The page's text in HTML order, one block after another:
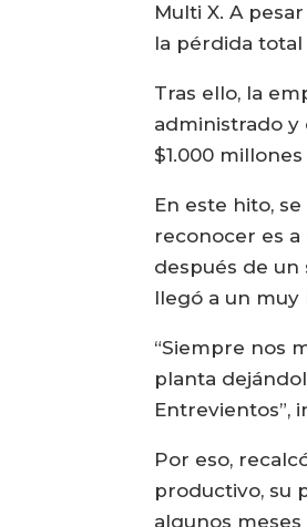
Multi X. A
la pérdida total
Tras ello, la
administrado y
$1.000
En este hito,
reconocer es
después de un
llegó a un muy
“Siempre nos
planta
Entrevientos”,
Por eso,
productivo, su
algunos